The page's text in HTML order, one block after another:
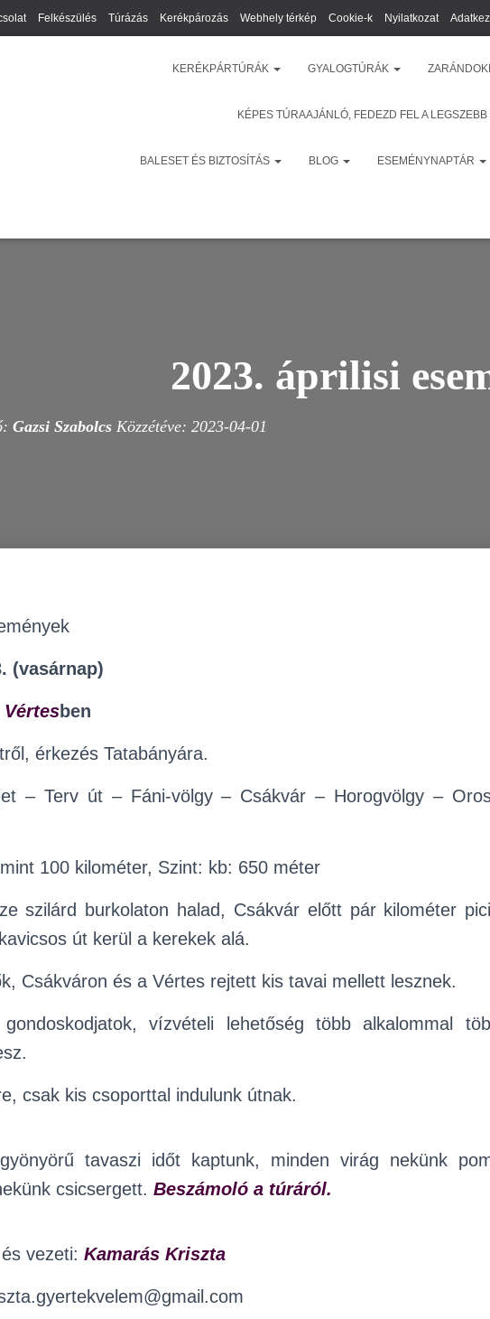
Felkészülés Túrázás Kerékpározás Webhely térkép Cookie-k Nyilatkozat
KERÉKPÁRTÚRÁK GYALOGTÚRÁK
KÉPES TÚRAAJÁNLÓ, FEDEZD FEL A
BALESET ÉS BIZTOSÍTÁS BLOG ESEMÉNYNAPTÁR
2023. áprilisi
Gazsi SzabolcsKözzétéve: 2023-04-01
(vasárnap)
Vértesben
érkezés Tatabányára.
– Terv út – Fáni-völgy – Csákvár – Horogvölgy –
100 kilométer, Szint: kb: 650 méter
szilárd burkolaton halad, Csákvár előtt pár kilométer
út kerül a kerekek alá.
Csákváron és a Vértes rejtett kis tavai mellett lesznek.
vízvételi lehetőség több alkalommal
csak kis csoporttal indulunk útnak.
tavaszi időt kaptunk, minden virág nekünk
csicsergett. Beszámoló a túráról.
vezeti: Kamarás Kriszta